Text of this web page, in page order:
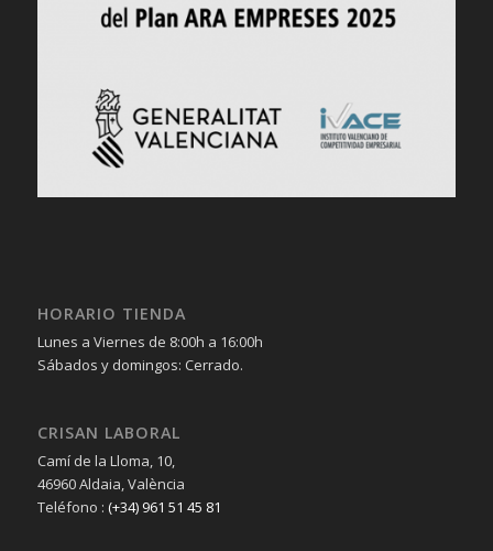
HORARIO TIENDA
Lunes a Viernes de 8:00h a 16:00h
Sábados y domingos: Cerrado.
CRISAN LABORAL
Camí de la Lloma, 10,
46960 Aldaia, València
Teléfono : (+34) 961 51 45 81